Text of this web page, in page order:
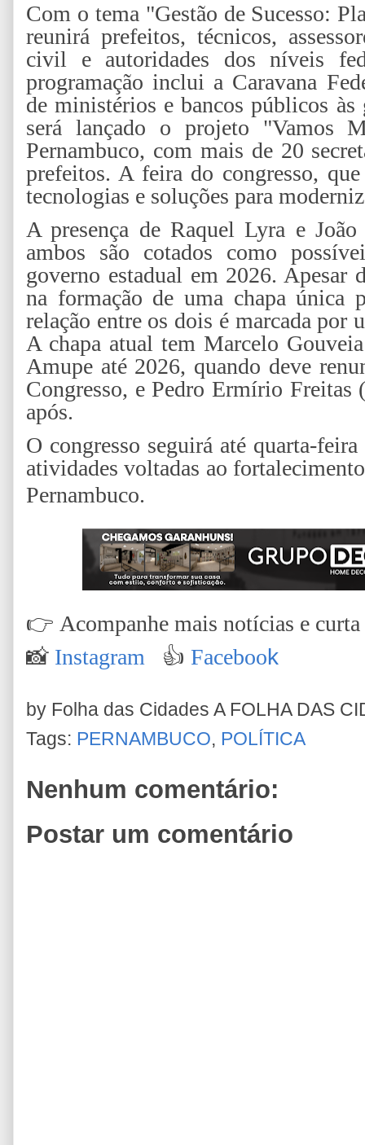
Com o tema "Gestão de Sucesso:
reunirá prefeitos, técnicos,
civil e autoridades dos níveis
programação inclui a Caravana
de ministérios e bancos públicos
será lançado o projeto "Vamos
Pernambuco, com mais de 20
prefeitos. A feira do congresso,
tecnologias e soluções para
A presença de Raquel Lyra e
ambos são cotados como
governo estadual em 2026.
na formação de uma chapa única
relação entre os dois é marcada por
A chapa atual tem Marcelo
Amupe até 2026, quando deve
Congresso, e Pedro Ermírio Freitas
após.
O congresso seguirá até quarta-
atividades voltadas ao
Pernambuco.
👉 Acompanhe mais notícias e curta
📸 Instagram 👍 Facebook
by Folha das Cidades A FOLHA DAS
Tags: PERNAMBUCO, POLÍTICA
Nenhum comentário:
Postar um comentário